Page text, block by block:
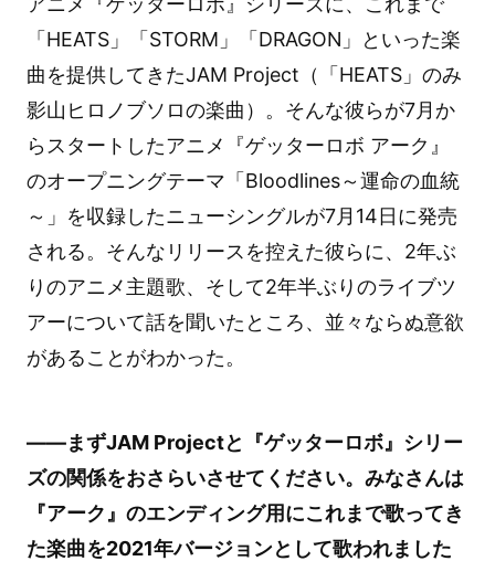
「HEATS」「STORM」「DRAGON」といった楽
曲を提供してきたJAM Project（「HEATS」のみ
影山ヒロノブソロの楽曲）。そんな彼らが7月か
らスタートしたアニメ『ゲッターロボ アーク』
のオープニングテーマ「Bloodlines～運命の血統
～」を収録したニューシングルが7月14日に発売
される。そんなリリースを控えた彼らに、2年ぶ
りのアニメ主題歌、そして2年半ぶりのライブツ
アーについて話を聞いたところ、並々ならぬ意欲
があることがわかった。
――まずJAM Projectと『ゲッターロボ』シリー
ズの関係をおさらいさせてください。みなさんは
『アーク』のエンディング用にこれまで歌ってき
た楽曲を2021年バージョンとして歌われました